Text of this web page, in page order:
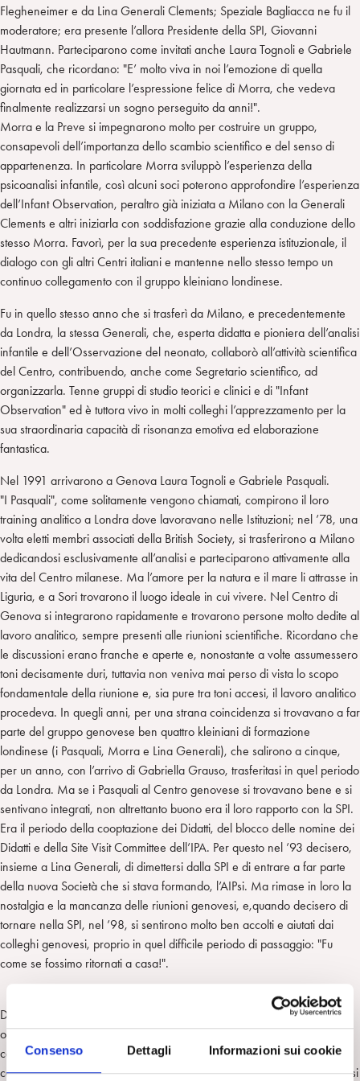
Consenso Dettagli Informazioni sui cookie
Flegheneimer e da Lina Generali Clements; Speziale Bagliacca ne fu il
moderatore; era presente l’allora Presidente della SPI, Giovanni
Hautmann. Parteciparono come invitati anche Laura Tognoli e Gabriele
Pasquali, che ricordano: "E’ molto viva in noi l’emozione di quella
giornata ed in particolare l’espressione felice di Morra, che vedeva
finalmente realizzarsi un sogno perseguito da anni!".
Morra e la Preve si impegnarono molto per costruire un gruppo,
consapevoli dell’importanza dello scambio scientifico e del senso di
appartenenza. In particolare Morra sviluppò l’esperienza della
psicoanalisi infantile, così alcuni soci poterono approfondire l’esperienza
dell’Infant Observation, peraltro già iniziata a Milano con la Generali
Clements e altri iniziarla con soddisfazione grazie alla conduzione dello
stesso Morra. Favorì, per la sua precedente esperienza istituzionale, il
dialogo con gli altri Centri italiani e mantenne nello stesso tempo un
continuo collegamento con il gruppo kleiniano londinese.
Fu in quello stesso anno che si trasferì da Milano, e precedentemente
da Londra, la stessa Generali, che, esperta didatta e pioniera dell’analisi
infantile e dell’Osservazione del neonato, collaborò all’attività scientifica
del Centro, contribuendo, anche come Segretario scientifico, ad
organizzarla. Tenne gruppi di studio teorici e clinici e di "Infant
Observation" ed è tuttora vivo in molti colleghi l’apprezzamento per la
sua straordinaria capacità di risonanza emotiva ed elaborazione
fantastica.
Nel 1991 arrivarono a Genova Laura Tognoli e Gabriele Pasquali.
"I Pasquali", come solitamente vengono chiamati, compirono il loro
training analitico a Londra dove lavoravano nelle Istituzioni; nel ’78, una
volta eletti membri associati della British Society, si trasferirono a Milano
dedicandosi esclusivamente all’analisi e parteciparono attivamente alla
vita del Centro milanese. Ma l’amore per la natura e il mare li attrasse in
Liguria, e a Sori trovarono il luogo ideale in cui vivere. Nel Centro di
Genova si integrarono rapidamente e trovarono persone molto dedite al
lavoro analitico, sempre presenti alle riunioni scientifiche. Ricordano che
le discussioni erano franche e aperte e, nonostante a volte assumessero
toni decisamente duri, tuttavia non veniva mai perso di vista lo scopo
fondamentale della riunione e, sia pure tra toni accesi, il lavoro analitico
procedeva. In quegli anni, per una strana coincidenza si trovavano a far
parte del gruppo genovese ben quattro kleiniani di formazione
londinese (i Pasquali, Morra e Lina Generali), che salirono a cinque,
per un anno, con l’arrivo di Gabriella Grauso, trasferitasi in quel periodo
da Londra. Ma se i Pasquali al Centro genovese si trovavano bene e si
sentivano integrati, non altrettanto buono era il loro rapporto con la SPI.
Era il periodo della cooptazione dei Didatti, del blocco delle nomine dei
Didatti e della Site Visit Committee dell’IPA. Per questo nel ’93 decisero,
insieme a Lina Generali, di dimettersi dalla SPI e di entrare a far parte
della nuova Società che si stava formando, l’AIPsi. Ma rimase in loro la
nostalgia e la mancanza delle riunioni genovesi, e,quando decisero di
tornare nella SPI, nel ’98, si sentirono molto ben accolti e aiutati dai
colleghi genovesi, proprio in quel difficile periodo di passaggio: "Fu
come se fossimo ritornati a casa!".
Da allora il Centro è molto cresciuto e non solo in senso numerico ( ha
ora 34 soci e 20 candidati). E’ diventato più maturo, si è fatto più
consapevole di quello che può offrire alla città, più fiducioso di potersi
confrontare con altri campi del sapere. Le proposte degli Esecutivi che si